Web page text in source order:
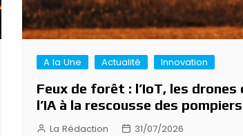
A la Une Actualité Innovation
Feux de forêt : l’IoT, les drones
l’IA à la rescousse des pompiers
La Rédaction 31/07/2026